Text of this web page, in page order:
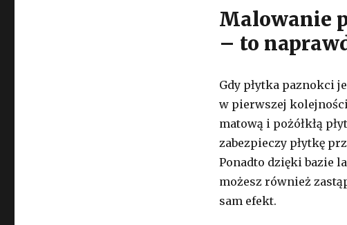
Malowanie
– to
Gdy płytka paznokci
w pierwszej kolejności
matową i pożółkłą
zabezpieczy płytkę
Ponadto dzięki bazie
możesz również
sam efekt.